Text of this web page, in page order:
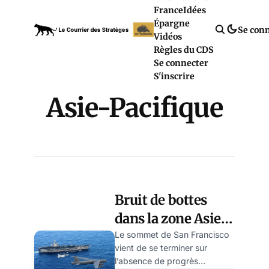
FranceIdées
Épargne
Vidéos
Règles du CDS
Se connecter
S'inscrire
Se
Asie-Pacifique
Bruit de bottes
dans la zone Asie-
Pacifique, par
Franceschino
Le sommet de San Francisco
vient de se terminer sur
l’absence de progrès